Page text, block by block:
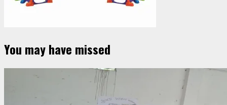
You may have missed